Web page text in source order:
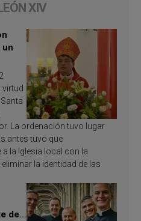
XIV
un
La ordenación tuvo lugar
antes tuvo que
la Iglesia local con la
la identidad de las
de